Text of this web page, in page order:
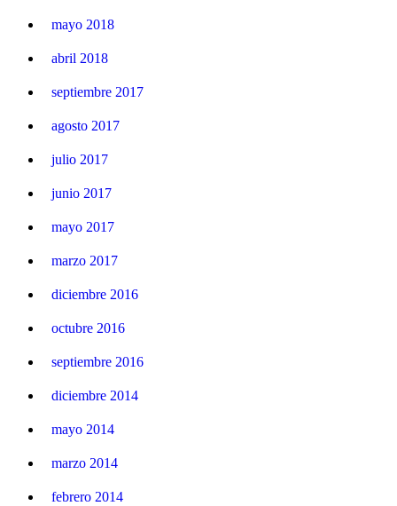
mayo 2018
abril 2018
septiembre 2017
agosto 2017
julio 2017
junio 2017
mayo 2017
marzo 2017
diciembre 2016
octubre 2016
septiembre 2016
diciembre 2014
mayo 2014
marzo 2014
febrero 2014